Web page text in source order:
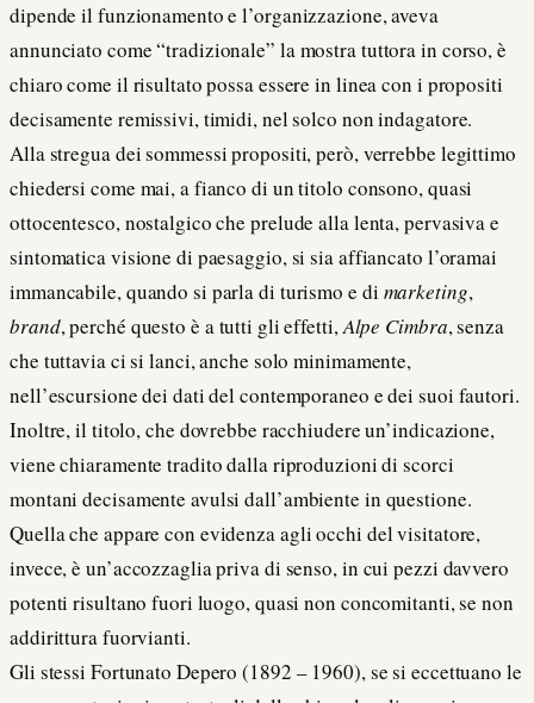
dipende il funzionamento e l’organizzazione, aveva
annunciato come “tradizionale” la mostra tuttora in corso, è
chiaro come il risultato possa essere in linea con i propositi
decisamente remissivi, timidi, nel solco non indagatore.
Alla stregua dei sommessi propositi, però, verrebbe legittimo
chiedersi come mai, a fianco di un titolo consono, quasi
ottocentesco, nostalgico che prelude alla lenta, pervasiva e
sintomatica visione di paesaggio, si sia affiancato l’oramai
immancabile, quando si parla di turismo e di marketing,
brand, perché questo è a tutti gli effetti,Alpe Cimbra, senza
che tuttavia ci si lanci, anche solo minimamente,
nell’escursione dei dati del contemporaneo e dei suoi fautori.
Inoltre, il titolo, che dovrebbe racchiudere un’indicazione,
viene chiaramente tradito dalla riproduzioni di scorci
montani decisamente avulsi dall’ambiente in questione.
Quella che appare con evidenza agli occhi del visitatore,
invece, è un’accozzaglia priva di senso, in cui pezzi davvero
potenti risultano fuori luogo, quasi non concomitanti, se non
addirittura fuorvianti.
Gli stessi Fortunato Depero (1892 – 1960), se si eccettuano le